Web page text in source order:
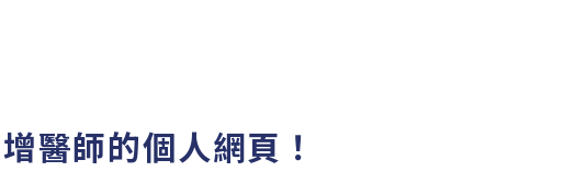
醫師的個人網頁！